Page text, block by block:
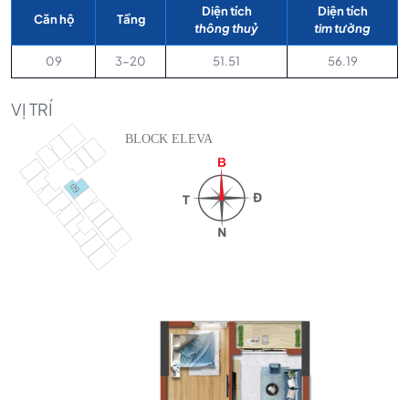
Căn hộ Tầng
Diện tích
thông thuỷ
Diện tích
tim tường
09 3-20 51.51 56.19
VỊ TRÍ